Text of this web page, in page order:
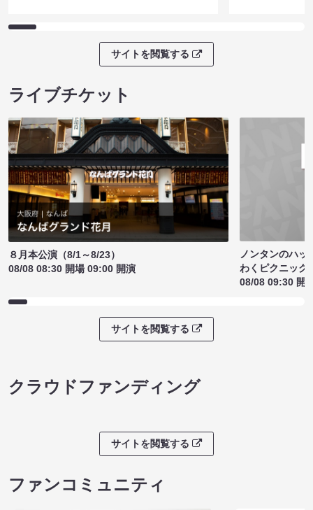
サイトを閲覧する
ライブチケット
８月本公演（8/1～8/23）
08/08 08:30 開場 09:00 開演
ノンタンのハッ
わくピクニック
08/08 09:30 開
サイトを閲覧する
クラウドファンディング
サイトを閲覧する
ファンコミュニティ